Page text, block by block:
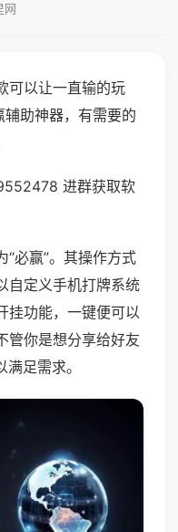
网
可以让一直输的玩
辅助神器，有需要的
进群获取软
必赢”。其操作方式
自定义手机打牌系统
挂功能，一键便可以
管你是想分享给好友
足需求。